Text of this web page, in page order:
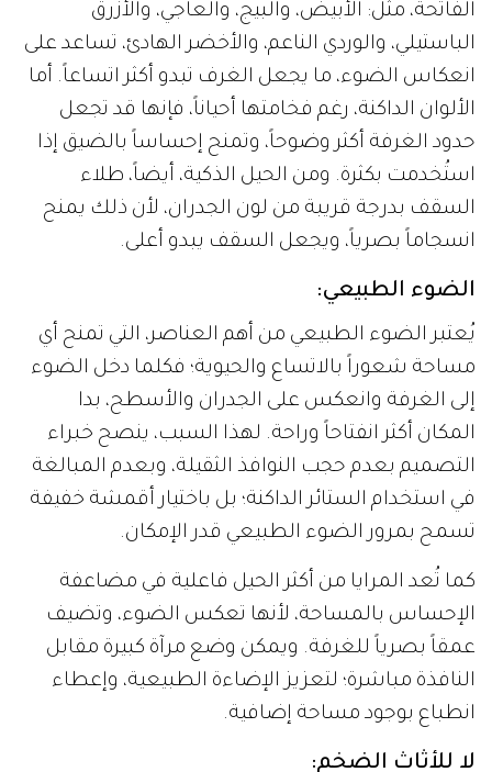
الفاتحة، مثل: الأبيض، والبيج، والعاجي، والأزرق
الباستيلي، والوردي الناعم، والأخضر الهادئ، تساعد على
انعكاس الضوء، ما يجعل الغرف تبدو أكثر اتساعاً. أما
الألوان الداكنة، رغم فخامتها أحياناً، فإنها قد تجعل
حدود الغرفة أكثر وضوحاً، وتمنح إحساساً بالضيق إذا
استُخدمت بكثرة. ومن الحيل الذكية، أيضاً، طلاء
السقف بدرجة قريبة من لون الجدران، لأن ذلك يمنح
انسجاماً بصرياً، ويجعل السقف يبدو أعلى.
الضوء الطبيعي:
يُعتبر الضوء الطبيعي من أهم العناصر، التي تمنح أي
مساحة شعوراً بالاتساع والحيوية؛ فكلما دخل الضوء
إلى الغرفة وانعكس على الجدران والأسطح، بدا
المكان أكثر انفتاحاً وراحة. لهذا السبب، ينصح خبراء
التصميم بعدم حجب النوافذ الثقيلة، وبعدم المبالغة
في استخدام الستائر الداكنة؛ بل باختيار أقمشة خفيفة
تسمح بمرور الضوء الطبيعي قدر الإمكان.
كما تُعد المرايا من أكثر الحيل فاعلية في مضاعفة
الإحساس بالمساحة، لأنها تعكس الضوء، وتضيف
عمقاً بصرياً للغرفة. ويمكن وضع مرآة كبيرة مقابل
النافذة مباشرة؛ لتعزيز الإضاءة الطبيعية، وإعطاء
انطباع بوجود مساحة إضافية.
لا للأثاث الضخم: